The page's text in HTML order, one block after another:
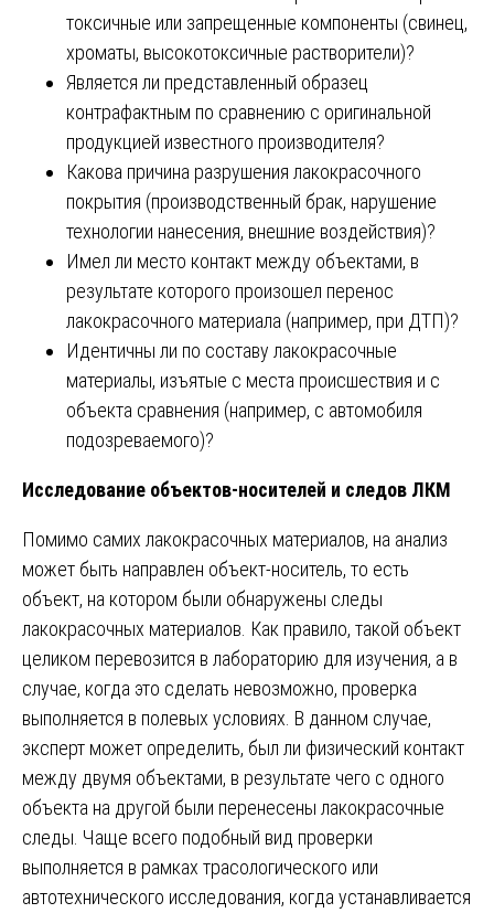
токсичные или запрещенные компоненты (свинец,
хроматы, высокотоксичные растворители)?
Является ли представленный образец
контрафактным по сравнению с оригинальной
продукцией известного производителя?
Какова причина разрушения лакокрасочного
покрытия (производственный брак, нарушение
технологии нанесения, внешние воздействия)?
Имел ли место контакт между объектами, в
результате которого произошел перенос
лакокрасочного материала (например, при ДТП)?
Идентичны ли по составу лакокрасочные
материалы, изъятые с места происшествия и с
объекта сравнения (например, с автомобиля
подозреваемого)?
Исследование объектов-носителей и следов ЛКМ
Помимо самих лакокрасочных материалов, на анализ
может быть направлен объект-носитель, то есть
объект, на котором были обнаружены следы
лакокрасочных материалов. Как правило, такой объект
целиком перевозится в лабораторию для изучения, а в
случае, когда это сделать невозможно, проверка
выполняется в полевых условиях. В данном случае,
эксперт может определить, был ли физический контакт
между двумя объектами, в результате чего с одного
объекта на другой были перенесены лакокрасочные
следы. Чаще всего подобный вид проверки
выполняется в рамках трасологического или
автотехнического исследования, когда устанавливается